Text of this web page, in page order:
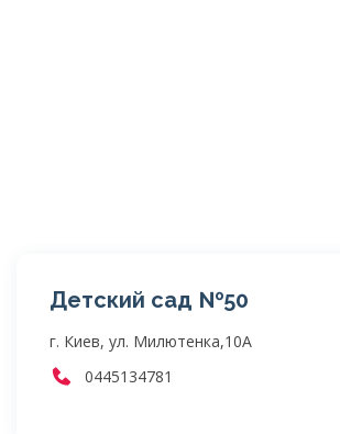
Детский сад №50
г. Киев, ул. Милютенка,10А
0445134781